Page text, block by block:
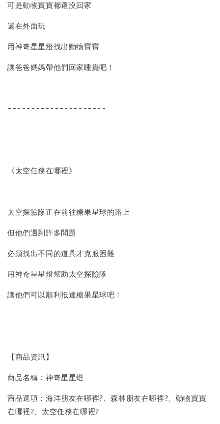
可是動物寶寶都還沒回家
還在外面玩
用神奇星星燈找出動物寶寶
讓爸爸媽媽帶他們回家睡覺吧！
---------------------
《太空任務在哪裡》
太空探險隊正在前往糖果星球的路上
但他們遇到許多問題
必須找出不同的道具才克服困難
用神奇星星燈幫助太空探險隊
讓他們可以順利抵達糖果星球吧！
【商品資訊】
商品名稱：神奇星星燈
商品選項：海洋朋友在哪裡?、森林朋友在哪裡?、動物寶寶
在哪裡?、太空任務在哪裡?